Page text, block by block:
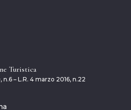
Turistica
– L.R. 4 marzo 2016, n.22